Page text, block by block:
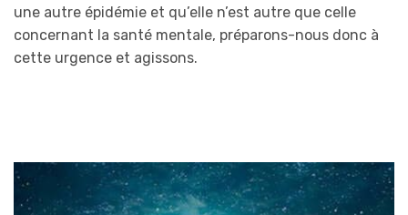
une autre épidémie et qu’elle n’est autre que celle
concernant la santé mentale, préparons-nous donc à
cette urgence et agissons.